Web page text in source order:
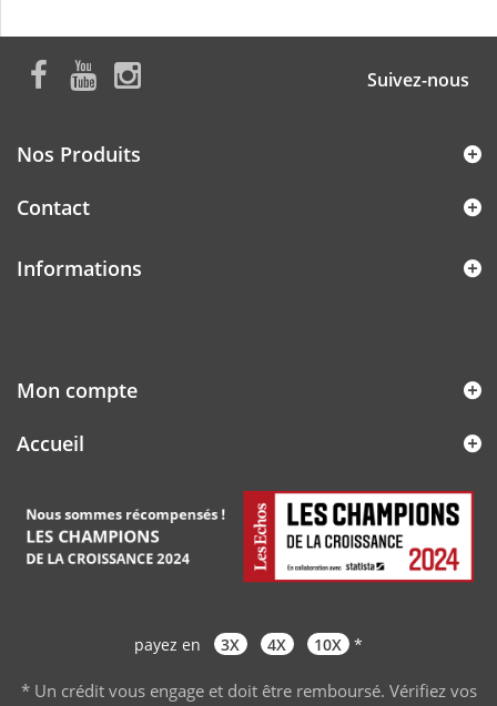
Suivez-nous
Nos Produits
Contact
Informations
Mon compte
Accueil
payez en 3X 4X 10X *
* Un crédit vous engage et doit être remboursé. Vérifiez vos